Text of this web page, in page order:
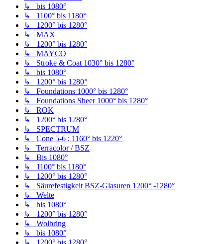
↳ bis 1080°
↳ 1100° bis 1180°
↳ 1200° bis 1280°
↳ MAX
↳ 1200° bis 1280°
↳ MAYCO
↳ Stroke & Coat 1030° bis 1280°
↳ bis 1080°
↳ 1200° bis 1280°
↳ Foundations 1000° bis 1280°
↳ Foundations Sheer 1000° bis 1280°
↳ ROK
↳ 1200° bis 1280°
↳ SPECTRUM
↳ Cone 5-6 ; 1160° bis 1220°
↳ Terracolor / BSZ
↳ Bis 1080°
↳ 1100° bis 1180°
↳ 1200° bis 1280°
↳ Säurefestigkeit BSZ-Glasuren 1200° -1280°
↳ Welte
↳ bis 1080°
↳ 1200° bis 1280°
↳ Wolbring
↳ bis 1080°
↳ 1200° bis 1280°